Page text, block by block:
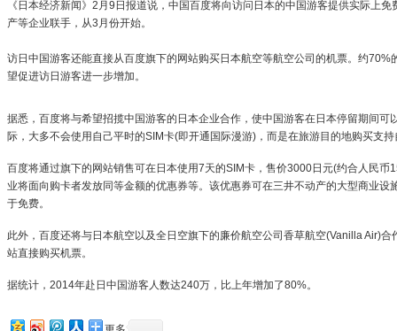
《日本经济新闻》2月9日报道说，中国百度将向访问日本的中国游客提供实际上
产等企业联手，从3月份开始。
访日中国游客还能直接从百度旗下的网站购买日本航空等航空公司的机票。约
望促进访日游客进一步增加。
据悉，百度将与希望招揽中国游客的日本企业合作，使中国游客在日本停留期间可
际，大多不会使用自己平时的SIM卡(即开通国际漫游)，而是在旅游目的地购买支
百度将通过旗下的网站销售可在日本使用7天的SIM卡，售价3000日元(约合人民币
业将面向购卡者发放同等金额的优惠券等。该优惠券可在三井不动产的大型商业设
于免费。
此外，百度还将与日本航空以及全日空旗下的廉价航空公司香草航空(Vanilla Air)
站直接购买机票。
据统计，2014年赴日中国游客人数达240万，比上年增加了80%。